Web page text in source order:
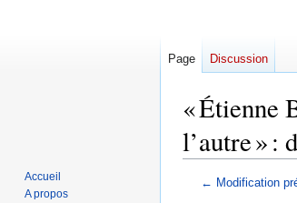
« Étienne
l’autre » :
Aller
Aller← Modification
Page Discussion
Accueil
A propos